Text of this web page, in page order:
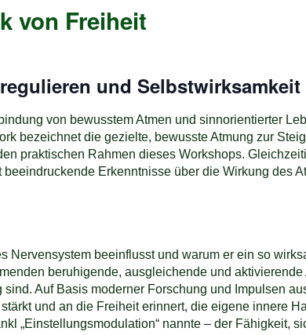
von Freiheit
und
von bewusstem Atmen und sinnorientierter
bezeichnet die gezielte, bewusste Atmung zur
praktischen Rahmen dieses Workshops.
Erkenntnisse über die Wirkung des
Nervensystem beeinflusst und warum er ein so
beruhigende, ausgleichende und
Auf Basis moderner Forschung und Impulsen
und an die Freiheit erinnert, die eigene innere
„Einstellungsmodulation“ nannte – der Fähigkeit,